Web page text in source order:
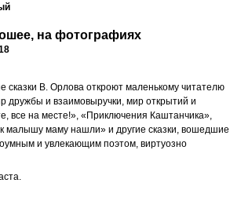
на фотографиях
сказки В. Орлова откроют маленькому читателю
дружбы и взаимовыручки, мир открытий и
все на месте!», «Приключения Каштанчика»,
малышу маму нашли» и другие сказки, вошедшие
и увлекающим поэтом, виртуозно